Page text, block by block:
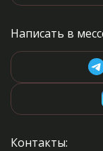
Написать в
Контакты: